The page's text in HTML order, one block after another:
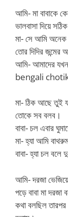
আমি- মা বাবাকে
ভালবাসা দিয়ে
মা- সে আমি
তোর দিদির জন্মের
আমি- আমাদের যখন
bengali
মা- ঠিক আছে তুই
তোকে সব বলব।
বাবা- চল এবার
মা- হ্যা আমি
বাবা- হ্যা চল
আমি- দরজা
পড়ে বাবা মা
কথা বলছিল